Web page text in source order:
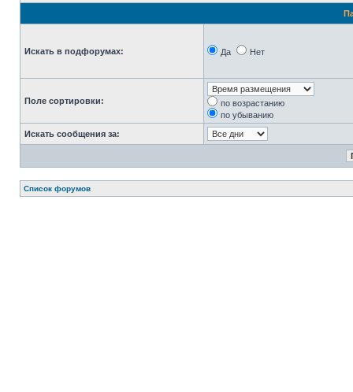
Искать в подфорумах: Да Нет
Поле сортировки:
по возрастанию
по убыванию
Искать сообщения за:
Список форумов